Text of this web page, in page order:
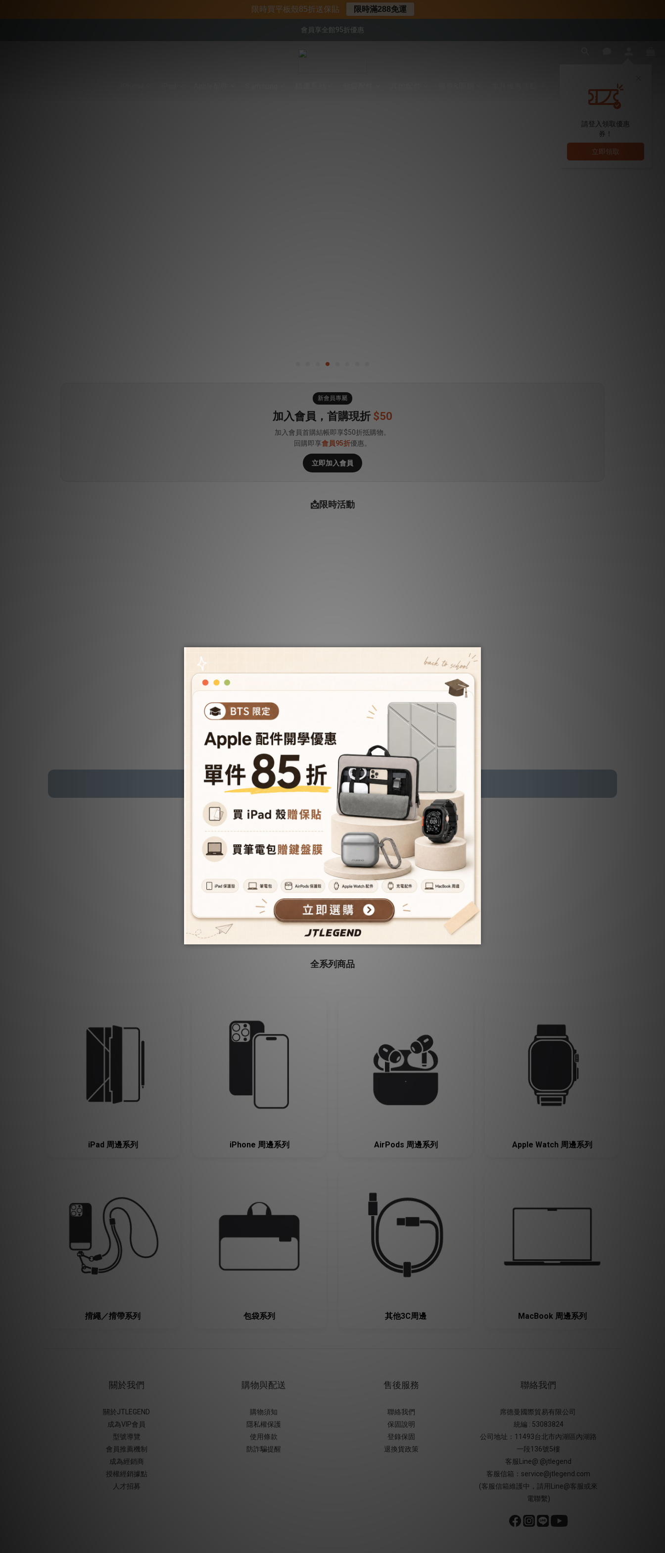
📍新客首購現折$50｜加入會員立即領取
📌年中下殺 手機殼3折起
會員享全館95折優惠
📍新客首購現折$50｜加入會員立即領取
請登入領取優惠
券！
立即領取
新會員專屬
加入會員，首購現折 $50
加入會員首購結帳即享$50折抵購物。
回購即享會員95折優惠。
立即加入會員
📩限時活動
New Arrivals.
型號導覽
All Products.
Join Our Membership.
iPhone17 series.
全系列商品
iPad 周邊系列 iPhone 周邊系列 AirPods 周邊系列 Apple Watch 周邊系列
揹繩／揹帶系列 包袋系列 其他3C周邊 MacBook 周邊系列
關於我們
關於JTLEGEND
成為VIP會員
型號導覽
會員推薦機制
成為經銷商
授權經銷據點
人才招募
購物與配送
購物須知
隱私權保護
使用條款
防詐騙提醒
售後服務
聯絡我們
保固說明
登錄保固
退換貨政策
聯絡我們
席德曼國際貿易有限公司
統編 : 53083824
公司地址：11493台北市內湖區內湖路
一段136號5樓
客服Line@:@jtlegend
客服信箱：service@jtlegend.com
(客服信箱維護中，請用Line@客服或來
電聯繫)
限時買平板殼85折送保貼 限時滿288免運